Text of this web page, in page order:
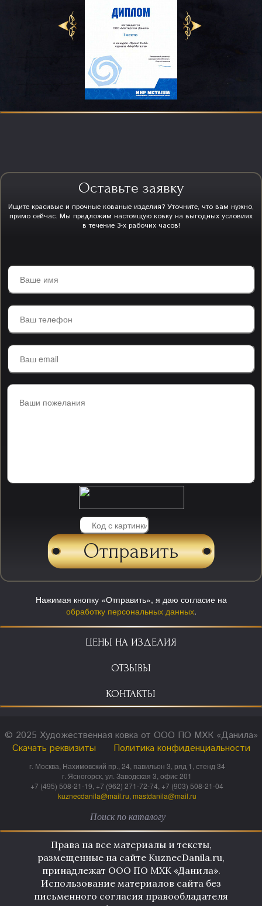
Оставьте заявку
Ищите красивые и прочные кованые изделия? Уточните, что вам нужно,
прямо сейчас. Мы предложим настоящую ковку на выгодных условиях
в течение 3-х рабочих часов!
Нажимая кнопку «Отправить», я даю согласие на
обработку персональных данных.
ЦЕНЫ НА ИЗДЕЛИЯ
ОТЗЫВЫ
КОНТАКТЫ
© 2025 Художественная ковка от ООО ПО МХК «Данила»
Скачать реквизиты
Политика конфиденциальности
г. Москва, Нахимовский пр., 24, павильон 3, ряд 1, стенд 34
г. Ясногорск, ул. Заводская 3, офис 201
+7 (495) 508-21-19, +7 (962) 271-72-74, +7 (903) 508-21-04
kuznecdanila@mail.ru mastdanila@mail.ru
Права на все материалы и тексты,
размещенные на сайте KuznecDanila.ru,
принадлежат ООО ПО МХК «Данила».
Использование материалов сайта без
письменного согласия правообладателя